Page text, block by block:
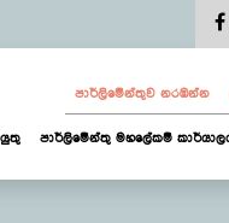
පාර්ලි‌මේන්තුව නරඹන්න
පාර්ලිමේන්තු මහලේකම්